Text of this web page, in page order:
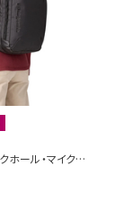
[パタゴニア]ブラックホール・マイクロ・MLC 22L